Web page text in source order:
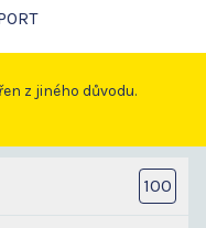
z jiného důvodu.
100